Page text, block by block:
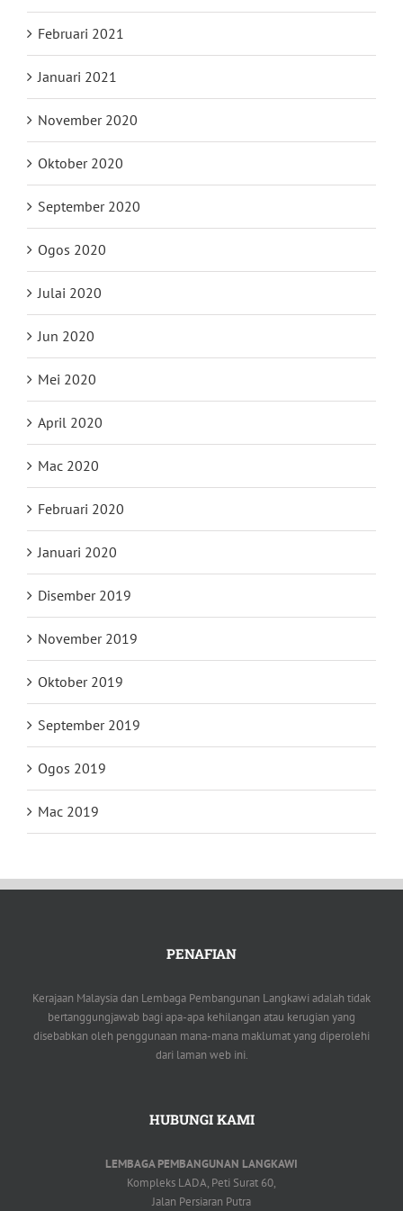
Februari 2021
Januari 2021
November 2020
Oktober 2020
September 2020
Ogos 2020
Julai 2020
Jun 2020
Mei 2020
April 2020
Mac 2020
Februari 2020
Januari 2020
Disember 2019
November 2019
Oktober 2019
September 2019
Ogos 2019
Mac 2019
PENAFIAN
Kerajaan Malaysia dan Lembaga Pembangunan Langkawi adalah tidak
bertanggungjawab bagi apa-apa kehilangan atau kerugian yang
disebabkan oleh penggunaan mana-mana maklumat yang diperolehi
dari laman web ini.
HUBUNGI KAMI
LEMBAGA PEMBANGUNAN LANGKAWI
Kompleks LADA, Peti Surat 60,
Jalan Persiaran Putra